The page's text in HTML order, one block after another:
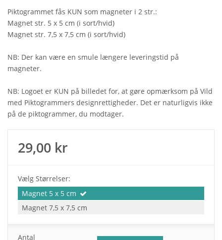
Piktogrammet fås KUN som magneter i 2 str.:
Magnet str. 5 x 5 cm (i sort/hvid)
Magnet str. 7,5 x 7,5 cm (i sort/hvid)
NB: Der kan være en smule længere leveringstid på
magneter.
NB: Logoet er KUN på billedet for, at gøre opmærksom på Vild
med Piktogrammers designrettigheder. Det er naturligvis ikke
på de piktogrammer, du modtager.
29,00 kr
Vælg Størrelser:
Magnet 5 x 5 cm
Magnet 7,5 x 7,5 cm
Antal